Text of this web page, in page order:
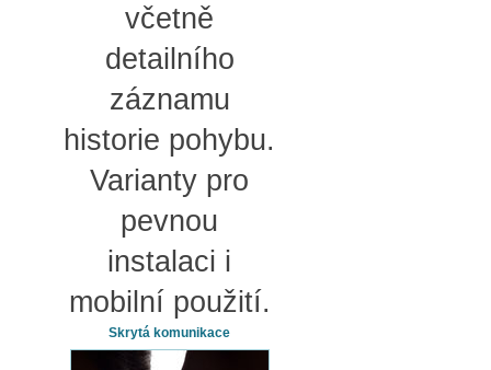
včetně
detailního
záznamu
historie pohybu.
Varianty pro
pevnou
instalaci i
mobilní použití.
Skrytá komunikace